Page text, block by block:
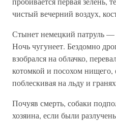
чистый вечерний воздух,
Стынет немецкий патруль —
Ночь чугунеет. Бездомно
взобрался на облачко,
котомкой и посохом нищего,
поблескивая на льду и
Почуяв смерть, собаки
хозяина, если были